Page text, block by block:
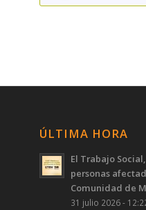
ÚLTIMA HORA
El Trabajo
personas
Comunidad de
31 julio 2026 -